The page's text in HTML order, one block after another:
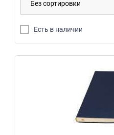
Есть в наличии